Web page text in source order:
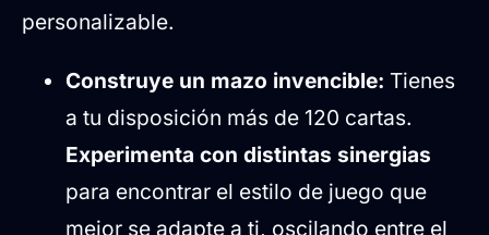
personalizable.
Construye un mazo invencible: Tienes
a tu disposición más de 120 cartas.
Experimenta con distintas sinergias
para encontrar el estilo de juego que
mejor se adapte a ti, oscilando entre el